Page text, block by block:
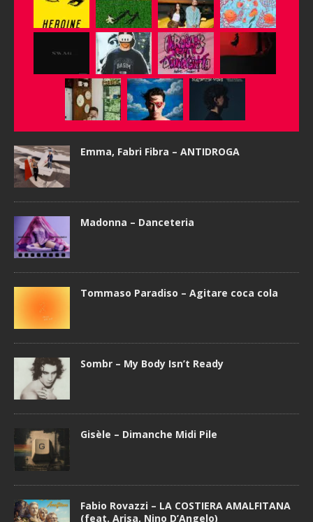
Emma, Fabri Fibra – ANTIDROGA
Madonna – Danceteria
Tommaso Paradiso – Agitare coca cola
Sombr – My Body Isn’t Ready
Gisèle – Dimanche Midi Pile
Fabio Rovazzi – LA COSTIERA AMALFITANA
(feat. Arisa, Nino D’Angelo)